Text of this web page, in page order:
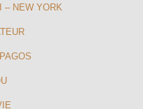
– NEW YORK